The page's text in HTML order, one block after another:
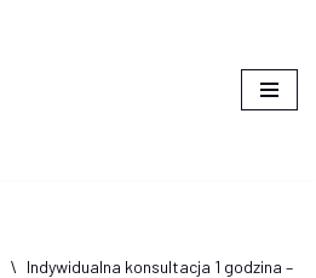
\ Indywidualna konsultacja 1 godzina –